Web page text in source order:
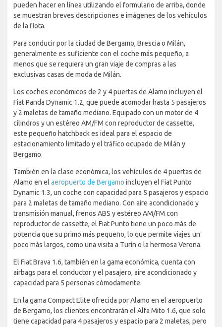
pueden hacer en línea utilizando el formulario de arriba, donde
se muestran breves descripciones e imágenes de los vehículos
de la flota.
Para conducir por la ciudad de Bergamo, Brescia o Milán,
generalmente es suficiente con el coche más pequeño, a
menos que se requiera un gran viaje de compras a las
exclusivas casas de moda de Milán.
Los coches económicos de 2 y 4 puertas de Alamo incluyen el
Fiat Panda Dynamic 1.2, que puede acomodar hasta 5 pasajeros
y 2 maletas de tamaño mediano. Equipado con un motor de 4
cilindros y un estéreo AM/FM con reproductor de cassette,
este pequeño hatchback es ideal para el espacio de
estacionamiento limitado y el tráfico ocupado de Milán y
Bergamo.
También en la clase económica, los vehículos de 4 puertas de
Alamo en el aeropuerto de Bergamo incluyen el Fiat Punto
Dynamic 1.3, un coche con capacidad para 5 pasajeros y espacio
para 2 maletas de tamaño mediano. Con aire acondicionado y
transmisión manual, frenos ABS y estéreo AM/FM con
reproductor de cassette, el Fiat Punto tiene un poco más de
potencia que su primo más pequeño, lo que permite viajes un
poco más largos, como una visita a Turín o la hermosa Verona.
El Fiat Brava 1.6, también en la gama económica, cuenta con
airbags para el conductor y el pasajero, aire acondicionado y
capacidad para 5 personas cómodamente.
En la gama Compact Elite ofrecida por Alamo en el aeropuerto
de Bergamo, los clientes encontrarán el Alfa Mito 1.6, que solo
tiene capacidad para 4 pasajeros y espacio para 2 maletas, pero